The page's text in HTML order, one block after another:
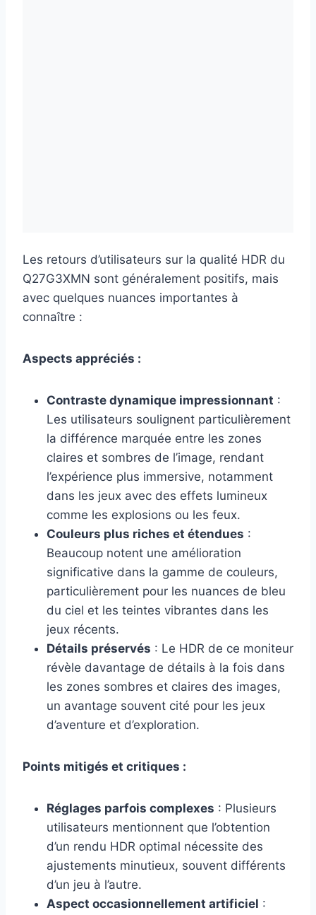
Les retours d’utilisateurs sur la qualité HDR du
Q27G3XMN sont généralement positifs, mais
avec quelques nuances importantes à
connaître :
Aspects appréciés :
Contraste dynamique impressionnant :
Les utilisateurs soulignent particulièrement
la différence marquée entre les zones
claires et sombres de l’image, rendant
l’expérience plus immersive, notamment
dans les jeux avec des effets lumineux
comme les explosions ou les feux.
Couleurs plus riches et étendues :
Beaucoup notent une amélioration
significative dans la gamme de couleurs,
particulièrement pour les nuances de bleu
du ciel et les teintes vibrantes dans les
jeux récents.
Détails préservés : Le HDR de ce moniteur
révèle davantage de détails à la fois dans
les zones sombres et claires des images,
un avantage souvent cité pour les jeux
d’aventure et d’exploration.
Points mitigés et critiques :
Réglages parfois complexes : Plusieurs
utilisateurs mentionnent que l’obtention
d’un rendu HDR optimal nécessite des
ajustements minutieux, souvent différents
d’un jeu à l’autre.
Aspect occasionnellement artificiel :